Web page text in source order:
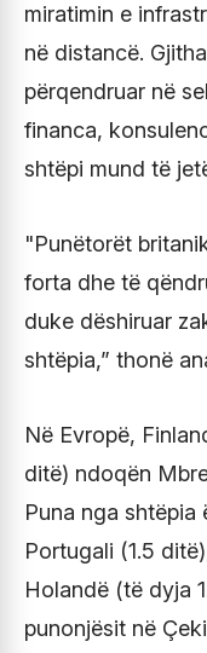
miratimin e
në distancë.
përqendruar në
financa,
shtëpi mund të
"Punëtorët
forta dhe të
duke dëshiruar
shtëpia,” thonë
Në Evropë,
ditë) ndoqën
Puna nga shtëpia
Portugali (1.5
Holandë (të dyja
punonjësit në